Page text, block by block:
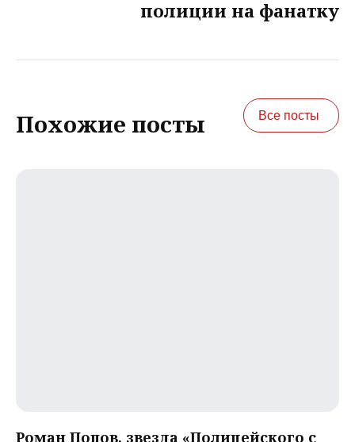
полиции на фанатку
Похожие посты Все посты
Роман Попов, звезда «Полицейского с